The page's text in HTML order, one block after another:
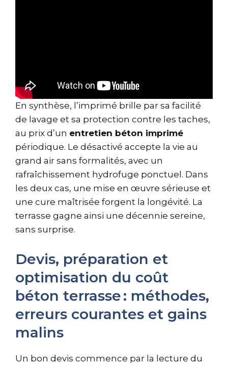
En synthèse, l’imprimé brille par sa facilité
de lavage et sa protection contre les taches,
au prix d’un entretien béton imprimé
périodique. Le désactivé accepte la vie au
grand air sans formalités, avec un
rafraîchissement hydrofuge ponctuel. Dans
les deux cas, une mise en œuvre sérieuse et
une cure maîtrisée forgent la longévité. La
terrasse gagne ainsi une décennie sereine,
sans surprise.
Devis, préparation et
optimisation du coût
béton terrasse : méthodes,
erreurs courantes et gains
malins
Un bon devis commence par la lecture du